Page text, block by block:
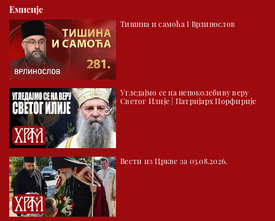
Емисије
Тишина и самоћа I Врлинослов
Угледајмо се на непоколебиву веру
Светог Илије | Патријарх Порфирије
Вести из Цркве за 03.08.2026.